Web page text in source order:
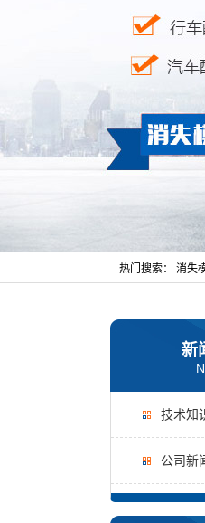
热门搜索： 消失
新
技术知
公司新